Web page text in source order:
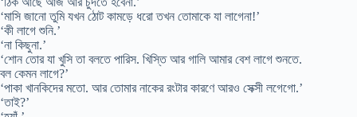
‘মাসি জানো তুমি যখন ঠোট কামড়ে ধরো তখন তোমাকে যা লাগেনা!’
‘কী লাগে শুনি.’
‘না কিছুনা.’
‘শোন তোর যা খুসি তা বলতে পারিস. খিস্তি আর গালি আমার বেশ লাগে শুনতে.
বল কেমন লাগে?’
‘পাকা খানকিদের মতো. আর তোমার নাকের রংটার কারণে আরও সেক্সী লগেগো.’
‘তাই?’